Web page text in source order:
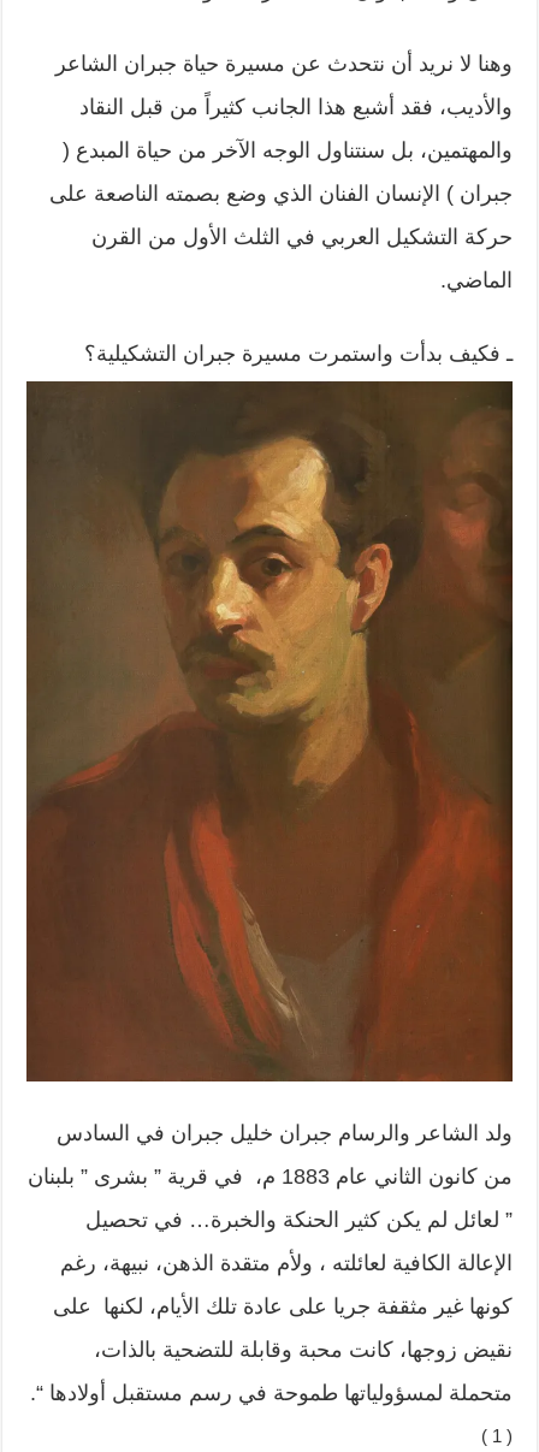
وهنا لا نريد أن نتحدث عن مسيرة حياة جبران الشاعر
والأديب، فقد أشبع هذا الجانب كثيراً من قبل النقاد
والمهتمين، بل سنتناول الوجه الآخر من حياة المبدع (
جبران ) الإنسان الفنان الذي وضع بصمته الناصعة على
حركة التشكيل العربي في الثلث الأول من القرن
الماضي.
ـ فكيف بدأت واستمرت مسيرة جبران التشكيلية؟
ولد الشاعر والرسام جبران خليل جبران في السادس
من كانون الثاني عام 1883 م، في قرية ” بشرى ” بلبنان
” لعائل لم يكن كثير الحنكة والخبرة… في تحصيل
الإعالة الكافية لعائلته ، ولأم متقدة الذهن، نبيهة، رغم
كونها غير مثقفة جريا على عادة تلك الأيام، لكنها على
نقيض زوجها، كانت محبة وقابلة للتضحية بالذات،
متحملة لمسؤولياتها طموحة في رسم مستقبل أولادها “.
( 1 )